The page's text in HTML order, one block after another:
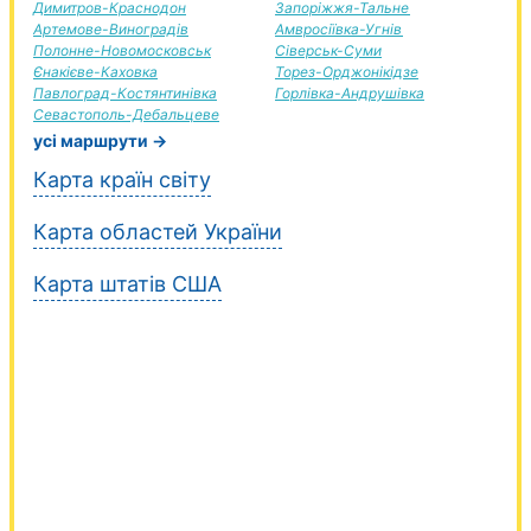
Димитров-Краснодон
Артемове-Виноградів
Полонне-Новомосковськ
Єнакієве-Каховка
Павлоград-Костянтинівка
Севастополь-Дебальцеве
Запоріжжя-Тальне
Амвросіївка-Угнів
Сіверськ-Суми
Торез-Орджонікідзе
Горлівка-Андрушівка
усі маршрути →
Карта країн світу
Карта областей України
Карта штатів США